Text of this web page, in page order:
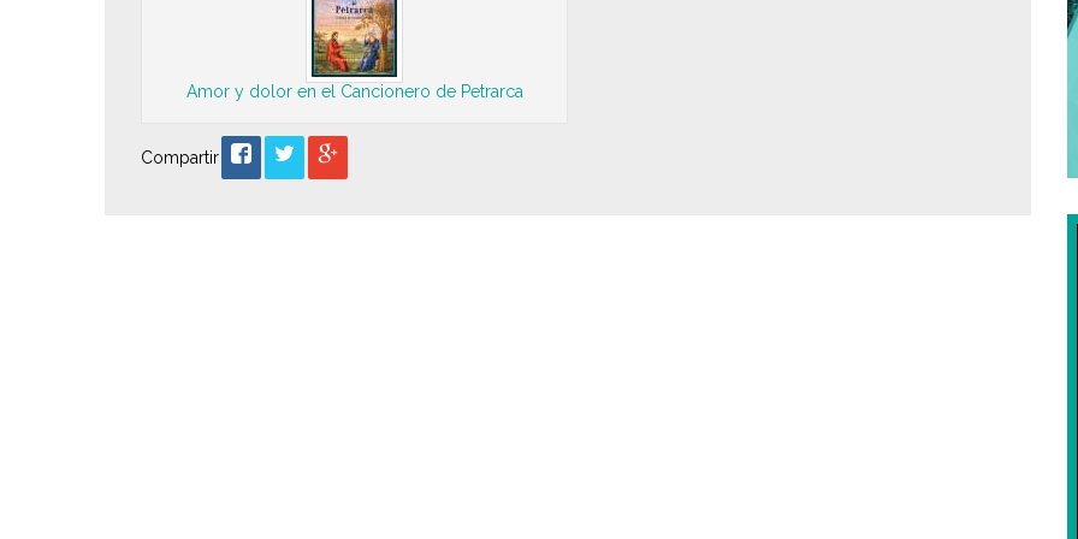
Amor y dolor en el Cancionero de Petrarca
Compartir